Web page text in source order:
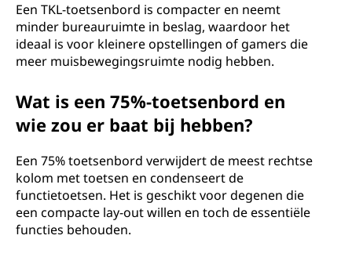
Een TKL-toetsenbord is compacter en neemt
minder bureauruimte in beslag, waardoor het
ideaal is voor kleinere opstellingen of gamers die
meer muisbewegingsruimte nodig hebben.
Wat is een 75%-toetsenbord en
wie zou er baat bij hebben?
Een 75% toetsenbord verwijdert de meest rechtse
kolom met toetsen en condenseert de
functietoetsen. Het is geschikt voor degenen die
een compacte lay-out willen en toch de essentiële
functies behouden.